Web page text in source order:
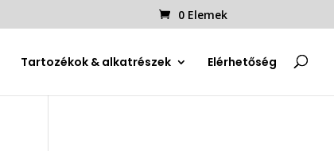
0 Elemek
Tartozékok & alkatrészek Elérhetőség